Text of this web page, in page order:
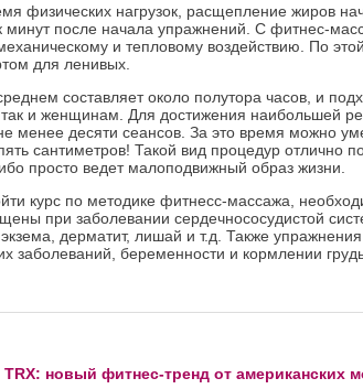
физических нагрузок, расщепление жиров
минут после начала упражнений. С фитнес-
и тепловому воздействию. По
для ленивых.
составляет около полутора часов, и
и женщинам. Для достижения наибольшей
менее десяти сеансов. За это время можно
сантиметров! Такой вид процедур отлично
просто ведет малоподвижный образ жизни.
курс по методике фитнесс-массажа,
при заболевании сердечнососудистой
экзема, дерматит, лишай и т.д. Также
заболеваний, беременности и кормлении
TRX: новый фитнес-тренд от американских